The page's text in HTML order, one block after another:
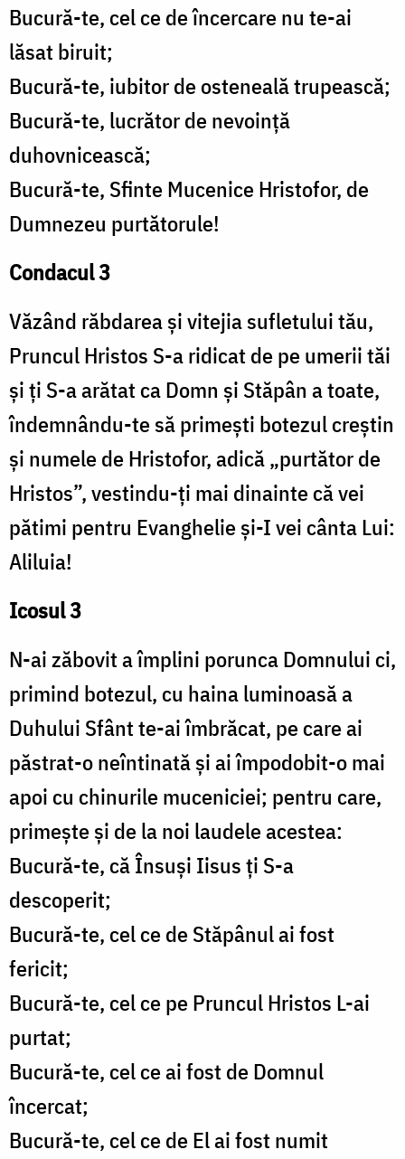
Bucură-te, cel ce de încercare nu te-ai
lăsat biruit;
Bucură-te, iubitor de osteneală trupească;
Bucură-te, lucrător de nevoință
duhovnicească;
Bucură-te, Sfinte Mucenice Hristofor, de
Dumnezeu purtătorule!
Condacul 3
Văzând răbdarea și vitejia sufletului tău,
Pruncul Hristos S-a ridicat de pe umerii tăi
și ți S-a arătat ca Domn și Stăpân a toate,
îndemnându-te să primești botezul creștin
și numele de Hristofor, adică „purtător de
Hristos”, vestindu-ți mai dinainte că vei
pătimi pentru Evanghelie și-I vei cânta Lui:
Aliluia!
Icosul 3
N-ai zăbovit a împlini porunca Domnului ci,
primind botezul, cu haina luminoasă a
Duhului Sfânt te-ai îmbrăcat, pe care ai
păstrat-o neîntinată și ai împodobit-o mai
apoi cu chinurile muceniciei; pentru care,
primește și de la noi laudele acestea:
Bucură-te, că Însuși Iisus ți S-a
descoperit;
Bucură-te, cel ce de Stăpânul ai fost
fericit;
Bucură-te, cel ce pe Pruncul Hristos L-ai
purtat;
Bucură-te, cel ce ai fost de Domnul
încercat;
Bucură-te, cel ce de El ai fost numit